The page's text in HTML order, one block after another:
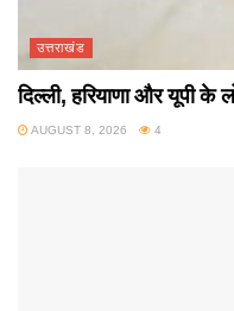
उत्तराखंड
दिल्ली, हरियाणा और यूपी के
AUGUST 8, 2026 4